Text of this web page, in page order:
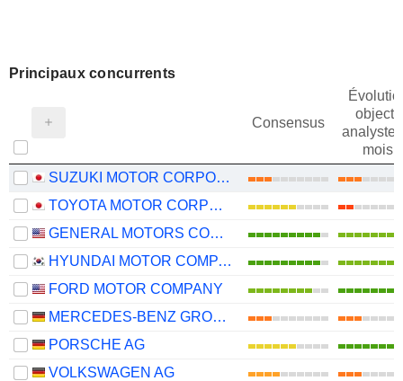
Principaux concurrents
Consensus
objectif
mois
SUZUKI MOTOR CORPORATION
TOYOTA MOTOR CORPORATION
GENERAL MOTORS COMPANY
HYUNDAI MOTOR COMPANY
FORD MOTOR COMPANY
MERCEDES-BENZ GROUP AG
PORSCHE AG
VOLKSWAGEN AG